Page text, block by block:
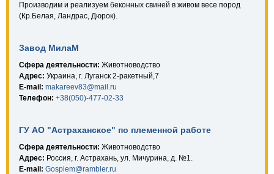
Производим и реализуем беконных свиней в живом весе пород
(Кр.Белая, Ландрас, Дюрок).
Завод МилаМ
Сфера деятельности: Животноводство
Адрес: Украина, г. Луганск 2-ракетный,7
E-mail: makareev83@mail.ru
Телефон: +38(050)-477-02-33
ГУ АО "Астраханское" по племенной работе
Сфера деятельности: Животноводство
Адрес: Россия, г. Астрахань, ул. Мичурина, д. №1.
E-mail: Gosplem@rambler.ru